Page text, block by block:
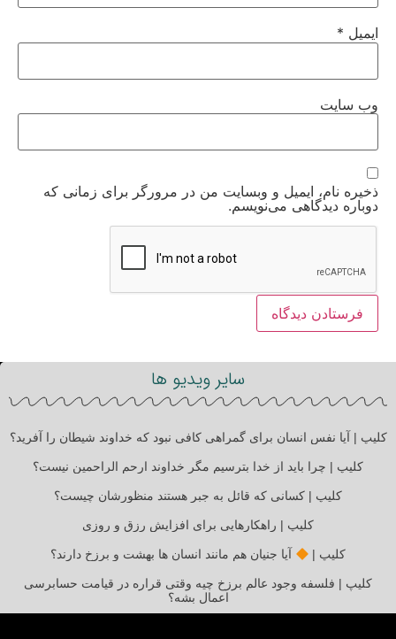
ایمیل *
وب‌ سایت
ذخیره نام، ایمیل و وبسایت من در مرورگر برای زمانی که
دوباره دیدگاهی می‌نویسم.
سایر ویدیو ها
کلیپ | آیا نفس انسان برای گمراهی کافی نبود که خداوند شیطان را آفرید؟
کلیپ | چرا باید از خدا بترسیم مگر خداوند ارحم الراحمین نیست؟
کلیپ | کسانی که قائل به جبر هستند منظورشان چیست؟
کلیپ | راهکارهایی برای افزایش رزق و روزی
کلیپ | آیا جنیان هم مانند انسان ها بهشت و برزخ دارند؟
کلیپ | فلسفه وجود عالم برزخ چیه وقتی قراره در قیامت حسابرسی
اعمال بشه؟